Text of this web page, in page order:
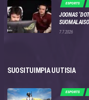
ESPORTS
JOONAS
7.7.2026
SUOSITUIMPIA UUTISIA
ESPORTS